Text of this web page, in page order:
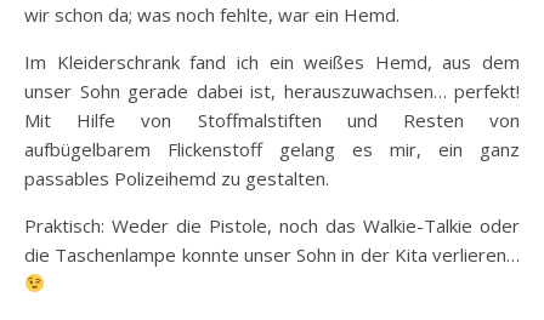
wir schon da; was noch fehlte, war ein Hemd.
Im Kleiderschrank fand ich ein weißes Hemd, aus dem
unser Sohn gerade dabei ist, herauszuwachsen… perfekt!
Mit Hilfe von Stoffmalstiften und Resten von
aufbügelbarem Flickenstoff gelang es mir, ein ganz
passables Polizeihemd zu gestalten.
Praktisch: Weder die Pistole, noch das Walkie-Talkie oder
die Taschenlampe konnte unser Sohn in der Kita verlieren…